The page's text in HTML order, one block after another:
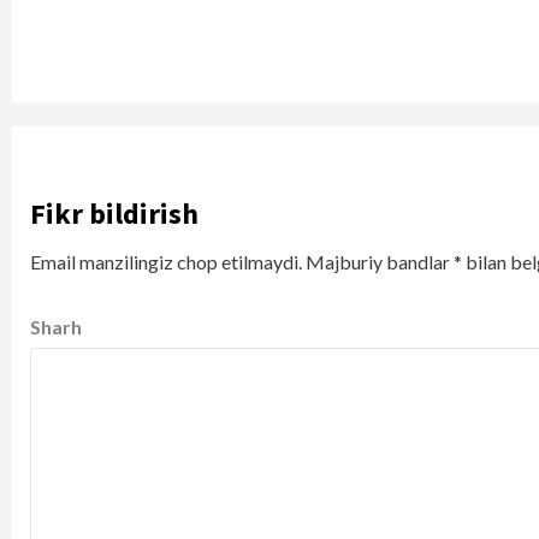
Fikr bildirish
Email manzilingiz chop etilmaydi. Majburiy bandlar* bilan
Sharh